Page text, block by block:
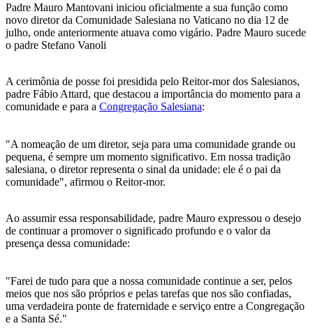
Padre Mauro Mantovani iniciou oficialmente a sua função como
novo diretor da Comunidade Salesiana no Vaticano no dia 12 de
julho, onde anteriormente atuava como vigário. Padre Mauro sucede
o padre Stefano Vanoli
A cerimônia de posse foi presidida pelo Reitor-mor dos Salesianos,
padre Fábio Attard, que destacou a importância do momento para a
comunidade e para a Congregação Salesiana:
"A nomeação de um diretor, seja para uma comunidade grande ou
pequena, é sempre um momento significativo. Em nossa tradição
salesiana, o diretor representa o sinal da unidade: ele é o pai da
comunidade", afirmou o Reitor-mor.
Ao assumir essa responsabilidade, padre Mauro expressou o desejo
de continuar a promover o significado profundo e o valor da
presença dessa comunidade:
"Farei de tudo para que a nossa comunidade continue a ser, pelos
meios que nos são próprios e pelas tarefas que nos são confiadas,
uma verdadeira ponte de fraternidade e serviço entre a Congregação
e a Santa Sé."